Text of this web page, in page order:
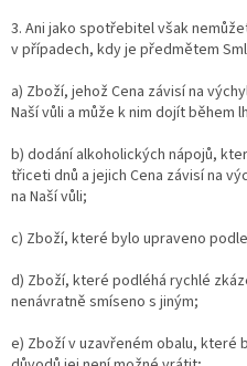
3. Ani jako spotřebitel však
v případech, kdy je předmětem
a) Zboží, jehož Cena závisí na
Naší vůli a může k nim dojít
b) dodání alkoholických nápojů,
třiceti dnů a jejich Cena závisí na
na Naší vůli;
c) Zboží, které bylo upraveno
d) Zboží, které podléhá rychlé
nenávratně smíseno s jiným;
e) Zboží v uzavřeném obalu, které